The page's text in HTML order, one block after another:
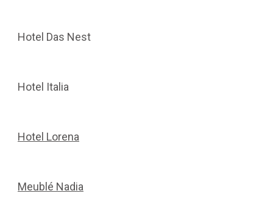
Hotel Das Nest
Hotel Italia
Hotel Lorena
Meublé Nadia